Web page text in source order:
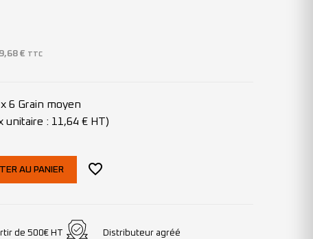
€ TTC
6 Grain moyen
unitaire : 11,64 € HT)
AU PANIER
de 500€ HT Distributeur agréé